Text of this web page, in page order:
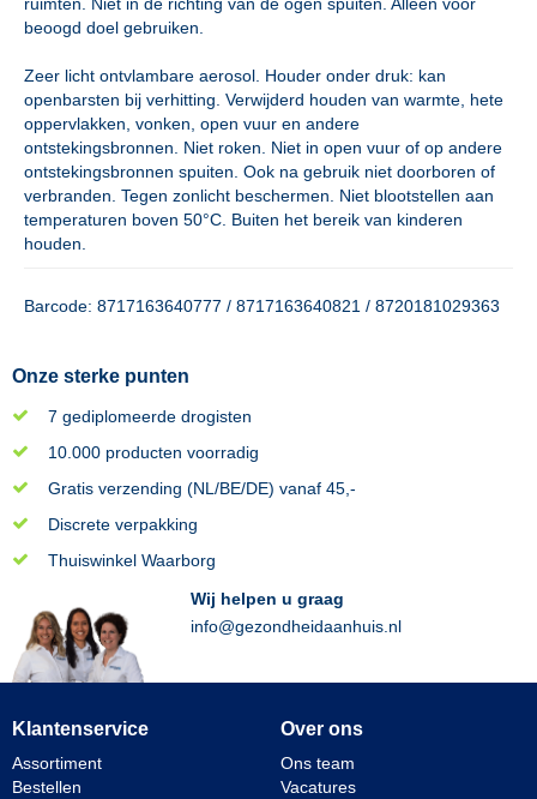
beoogd doel gebruiken.
Zeer licht ontvlambare aerosol. Houder onder druk: kan
openbarsten bij verhitting. Verwijderd houden van warmte, hete
oppervlakken, vonken, open vuur en andere
ontstekingsbronnen. Niet roken. Niet in open vuur of op andere
ontstekingsbronnen spuiten. Ook na gebruik niet doorboren of
verbranden. Tegen zonlicht beschermen. Niet blootstellen aan
temperaturen boven 50°C. Buiten het bereik van kinderen
houden.
Barcode: 8717163640777 / 8717163640821 / 8720181029363
Onze sterke punten
7 gediplomeerde drogisten
10.000 producten voorradig
Gratis verzending (NL/BE/DE) vanaf 45,-
Discrete verpakking
Thuiswinkel Waarborg
Wij helpen u graag
info@gezondheidaanhuis.nl
Klantenservice
Assortiment
Bestellen
Over ons
Ons team
Vacatures